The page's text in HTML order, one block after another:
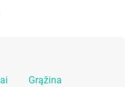
Grąžina